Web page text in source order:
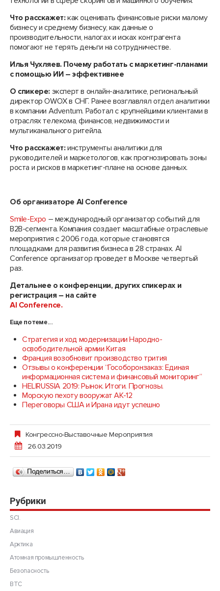
Что расскажет: как оценивать финансовые риски малому
бизнесу и среднему бизнесу, как данные о
производительности, налогах и исках контрагента
помогают не терять деньги на сотрудничестве.
Илья Чухляев. Почему работать с маркетинг-планами
с помощью ИИ – эффективнее
О спикере: эксперт в онлайн-аналитике, региональный
директор OWOX в СНГ. Ранее возглавлял отдел аналитики
в компании Adventum. Работал с крупнейшими клиентами в
отраслях телекома, финансов, недвижимости и
мультиканального ритейла.
Что расскажет: инструменты аналитики для
руководителей и маркетологов, как прогнозировать зоны
роста и рисков в маркетинг-плане на основе данных.
Об организаторе AI Conference
Smile-Expo – международный организатор событий для
B2B-сегмента. Компания создает масштабные отраслевые
мероприятия с 2006 года, которые становятся
площадками для развития бизнеса в 28 странах. AI
Conference организатор проведет в Москве четвертый
раз.
Детальнее о конференции, других спикерах и
регистрация – на сайте
AI Conference.
Еще по теме...
Стратегия и ход модернизации Народно-
освободительной армии Китая
Франция возобновит производство трития
Отзывы о конференции “Гособоронзаказ: Единая
информационная система и финансовый мониторинг”
HELIRUSSIA 2019: Рынок. Итоги. Прогнозы.
Морскую пехоту вооружат AK-12
Переговоры США и Ирана идут успешно
Конгрессно-Выставочные Мероприятия
26.03.2019
Поделиться…
Рубрики
SCI.
Авиация
Арктика
Атомная промышленность
Безопасность
ВТС